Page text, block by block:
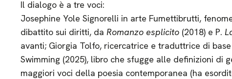
Il dialogo è a tre voci:
Josephine Yole Signorelli in arte Fumettibrutti,
dibattito sui diritti, da Romanzo esplicito(2018) e P.
avanti; Giorgia Tolfo, ricercatrice e traduttrice di
Swimming (2025), libro che sfugge alle definizioni di
maggiori voci della poesia contemporanea (ha